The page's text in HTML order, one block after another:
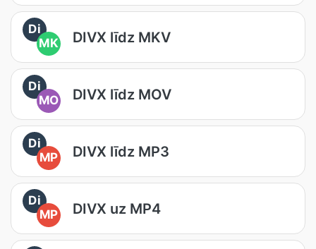
Di
MK
DIVX līdz MKV
Di
MO
DIVX līdz MOV
Di
MP
DIVX līdz MP3
Di
MP
DIVX uz MP4